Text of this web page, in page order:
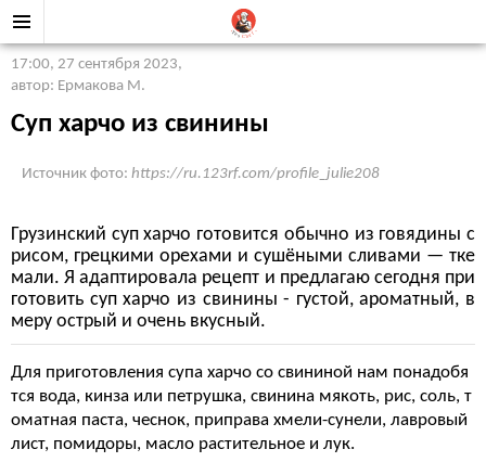
17:00, 27 сентября 2023,
автор: Ермакова М.
Суп харчо из свинины
Источник фото: https://ru.123rf.com/profile_julie208
Грузинский суп харчо готовится обычно из говядины с
рисом, грецкими орехами и сушёными сливами — тке
мали. Я адаптировала рецепт и предлагаю сегодня при
готовить суп харчо из свинины - густой, ароматный, в
меру острый и очень вкусный.
Для приготовления супа харчо со свининой нам понадобя
тся вода, кинза или петрушка, свинина мякоть, рис, соль, т
оматная паста, чеснок, приправа хмели-сунели, лавровый
лист, помидоры, масло растительное и лук.